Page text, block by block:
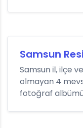
Samsun
Samsun il, ilçe
olmayan 4
fotoğraf